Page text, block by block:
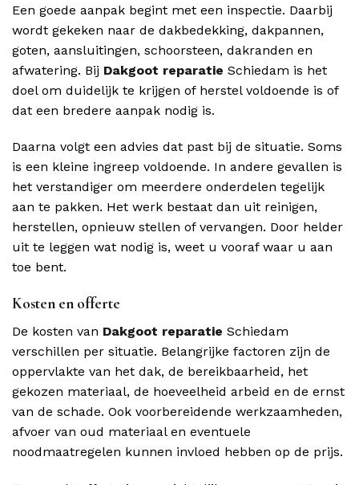
Een goede aanpak begint met een inspectie. Daarbij
wordt gekeken naar de dakbedekking, dakpannen,
goten, aansluitingen, schoorsteen, dakranden en
afwatering. Bij Dakgoot reparatie Schiedam is het
doel om duidelijk te krijgen of herstel voldoende is of
dat een bredere aanpak nodig is.
Daarna volgt een advies dat past bij de situatie. Soms
is een kleine ingreep voldoende. In andere gevallen is
het verstandiger om meerdere onderdelen tegelijk
aan te pakken. Het werk bestaat dan uit reinigen,
herstellen, opnieuw stellen of vervangen. Door helder
uit te leggen wat nodig is, weet u vooraf waar u aan
toe bent.
Kosten en offerte
De kosten van Dakgoot reparatie Schiedam
verschillen per situatie. Belangrijke factoren zijn de
oppervlakte van het dak, de bereikbaarheid, het
gekozen materiaal, de hoeveelheid arbeid en de ernst
van de schade. Ook voorbereidende werkzaamheden,
afvoer van oud materiaal en eventuele
noodmaatregelen kunnen invloed hebben op de prijs.